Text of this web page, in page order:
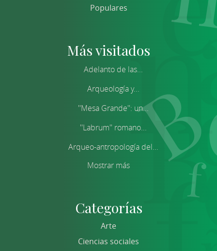
Populares
Más visitados
Adelanto de las...
Arqueología y...
''Mesa Grande'': un...
''Labrum'' romano...
Arqueo-antropología del...
Mostrar más
Categorías
Arte
Ciencias sociales